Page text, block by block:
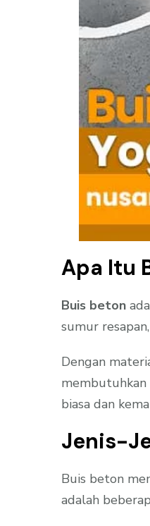
Apa Itu
Buis beton
sumur
Dengan
membutuhkan
biasa dan
Jenis-
Buis beton
adalah